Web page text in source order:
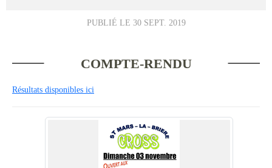
PUBLIÉ LE 30 SEPT. 2019
COMPTE-RENDU
Résultats disponibles ici